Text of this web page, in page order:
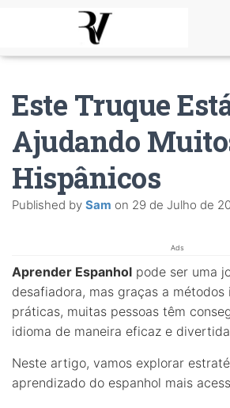
Este Truque
Ajudando
Hispânicos
Published by Sam on 29 de Julho de
Ads
Aprender Espanhol pode ser uma
desafiadora, mas graças a
práticas, muitas pessoas têm
idioma de maneira eficaz e
Neste artigo, vamos explorar
aprendizado do espanhol mais